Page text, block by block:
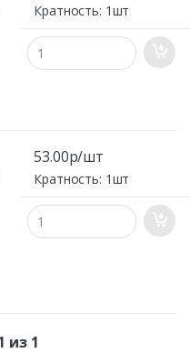
Кратность: 1шт
53.00р/шт
Кратность: 1шт
из 1